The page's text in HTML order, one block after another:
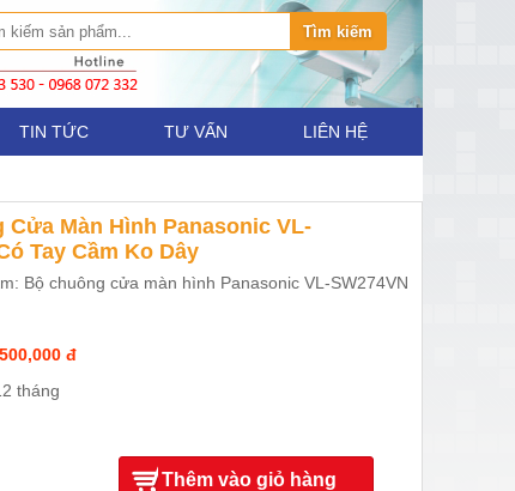
TIN TỨC TƯ VẤN LIÊN HỆ
Cửa Màn Hình Panasonic VL-
Tay Cầm Ko Dây
Bộ chuông cửa màn hình Panasonic VL-SW274VN
đ
tháng
Thêm vào giỏ hàng